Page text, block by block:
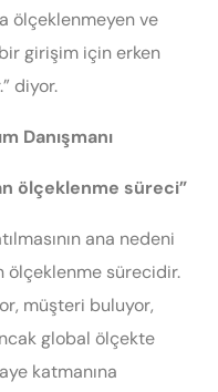
ölçeklenmeyen ve
girişim için erken
diyor.
Danışmanı
ölçeklenme süreci”
ana nedeni
ölçeklenme sürecidir.
müşteri buluyor,
global ölçekte
katmanına